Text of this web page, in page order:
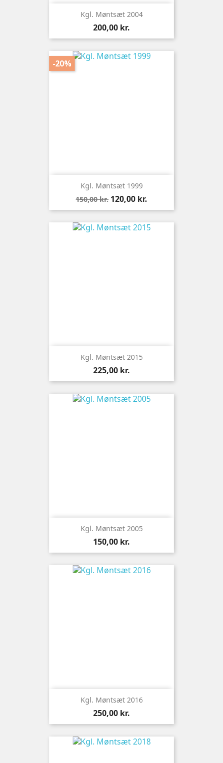
Kgl. Møntsæt 2004
Pris
200,00 kr.
Kgl. Møntsæt 1999
Normalpris
150,00 kr. Pris
120,00 kr.
-20%
Kgl. Møntsæt 2015
Pris
225,00 kr.
Kgl. Møntsæt 2005
Pris
150,00 kr.
Kgl. Møntsæt 2016
Pris
250,00 kr.